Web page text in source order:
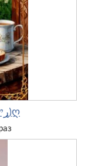
♌ღ ольга ღ(ړײ)ღ